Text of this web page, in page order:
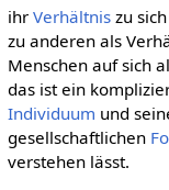
ihr Verhältniszu
zu anderen als
Menschen auf sich
das ist ein
Individuum und
gesellschaftlichen
verstehen lässt.